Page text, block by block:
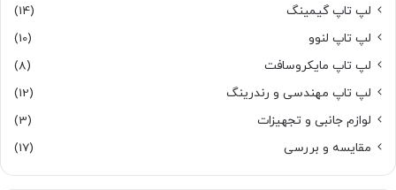
لپ تاپ گیمینگ
(14)
لپ تاپ لنوو
(10)
لپ تاپ مایکروسافت
(8)
لپ تاپ مهندسی و رندرینگ
(12)
لوازم جانبی و تجهیزات
(3)
مقایسه و بررسی
(17)